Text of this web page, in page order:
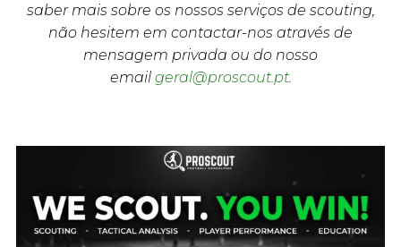
saber mais sobre os nossos serviços de scouting,
não hesitem em contactar-nos através de
mensagem privada ou do nosso
email geral@proscout.pt.